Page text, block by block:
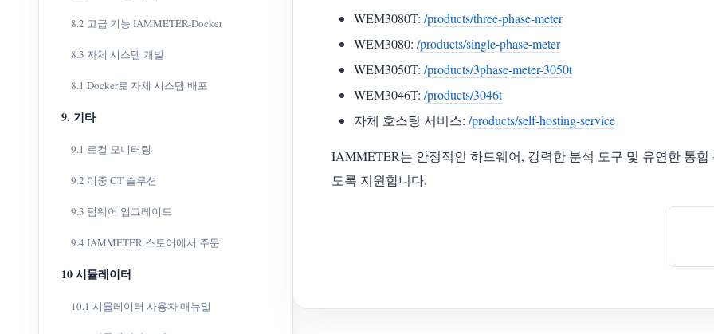
8.2 고급 기능 IAMMETER-Docker
8.3 자체 시스템 개발
8.1 Docker로 자체 시스템 배포
9. 기타
9.1 로컬 모니터링
9.2 이중 CT 솔루션
9.3 펌웨어 업그레이드
9.4 IAMMETER 스토어에서 주문
10 시뮬레이터
10.1 시뮬레이터 사용자 매뉴얼
WEM3080T: /products/three-phase-meter
WEM3080: /products/single-phase-meter
WEM3050T: /products/3phase-meter-3050t
WEM3046T: /products/3046t
자체 호스팅 서비스: /products/self-hosting-service
IAMMETER는 안정적인 하드웨어, 강력한 분석 도구 및 유연한 통
도록 지원합니다.